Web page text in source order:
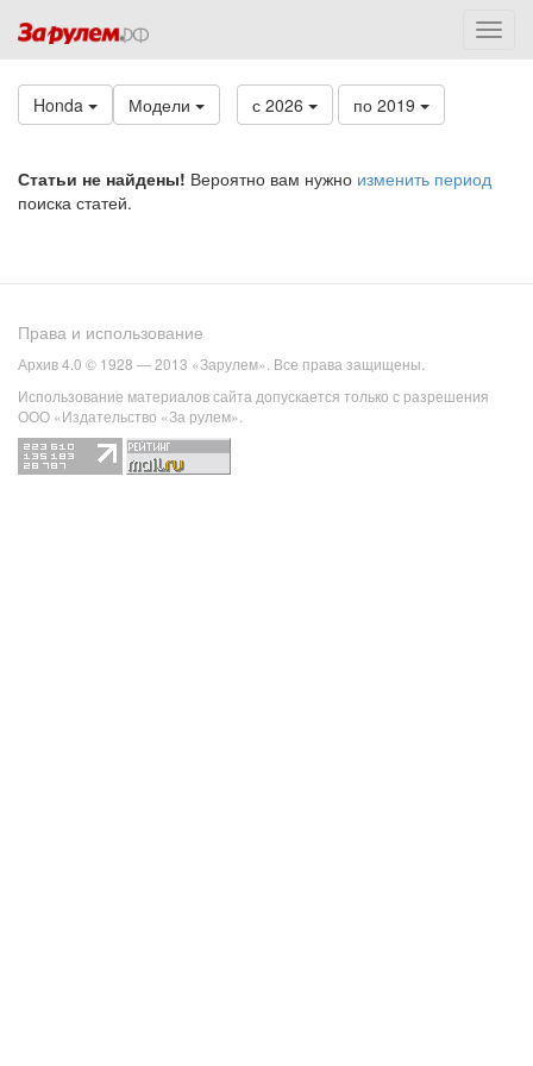
Honda Модели с 2026 по 2019
Статьи не найдены! Вероятно вам нужно изменить период
поиска статей.
Права и использование
Архив 4.0 © 1928 — 2013 «Зарулем». Все права защищены.
Использование материалов сайта допускается только с разрешения
ООО «Издательство «За рулем».